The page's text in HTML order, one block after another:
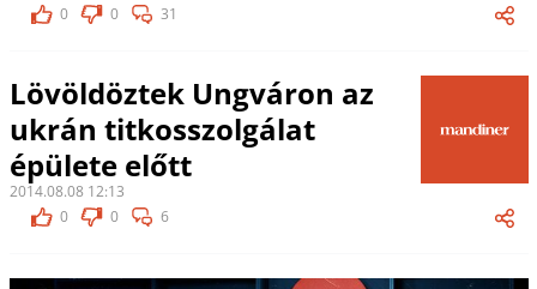
0
0 31
Lövöldöztek Ungváron az
ukrán titkosszolgálat
épülete előtt
2014.08.08 12:13
0
0 6